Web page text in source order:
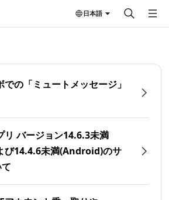
日本語
での「ミュートメッセージ」
リ バージョン14.6.3未満
び14.4.6未満(Android)のサ